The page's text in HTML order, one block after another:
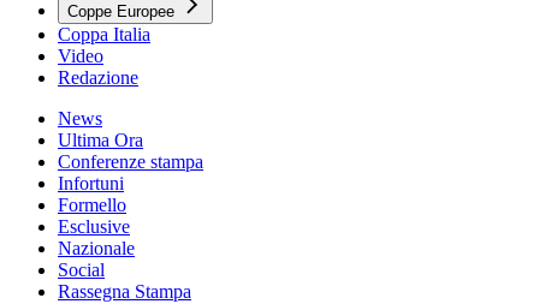
Coppe Europee
Coppa Italia
Video
Redazione
News
Ultima Ora
Conferenze stampa
Infortuni
Formello
Esclusive
Nazionale
Social
Rassegna Stampa